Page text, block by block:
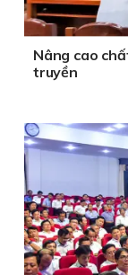
Nâng cao
truyền